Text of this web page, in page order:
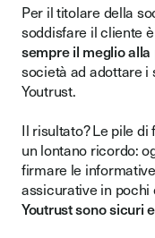
Per il titolare della
soddisfare il cliente
sempre il meglio
società ad adottare
Youtrust.
Il risultato? Le pile
un lontano ricordo:
firmare le
assicurative in pochi
Youtrust sono sicuri